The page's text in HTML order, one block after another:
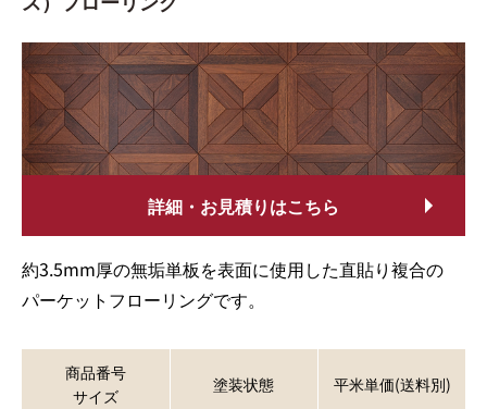
詳細・お見積りはこちら
約3.5mm厚の無垢単板を表面に使用した直貼り複合の
パーケットフローリングです。
商品番号
サイズ
塗装状態 平米単価(送料別)